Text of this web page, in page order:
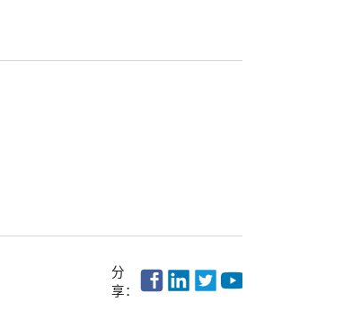
分
享：